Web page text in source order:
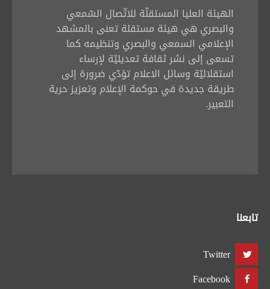
الهيئة العليا المستقلّة للاتّصال السّمعي
والبصري هي هيئة مستقلة تعنى بالمشهد
الإعلامي السمعي والبصري وتنظيمه كما
تسعى إلى نشر ثقافة تعديليّة لإرساء
استقلاليّة وسائل الاعلام تؤدّي ضرورة إلى
طريقة جديدة في حوكمة الإعلام وتعزيز حرية
التعبير.
تابعنا
Twitter
Facebook